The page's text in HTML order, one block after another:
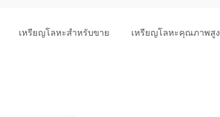
เหรียญโลหะสำหรับขาย เหรียญโลหะคุณภาพสูง